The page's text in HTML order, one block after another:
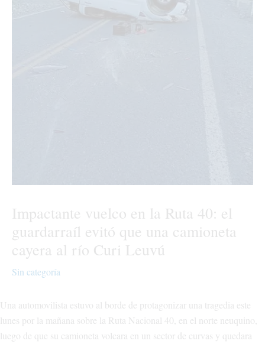
Impactante vuelco en la Ruta 40: el
guardarraíl evitó que una camioneta
cayera al río Curi Leuvú
Sin categoría
Una automovilista estuvo al borde de protagonizar una tragedia este
lunes por la mañana sobre la Ruta Nacional 40, en el norte neuquino,
luego de que su camioneta volcara en un sector de curvas y quedara